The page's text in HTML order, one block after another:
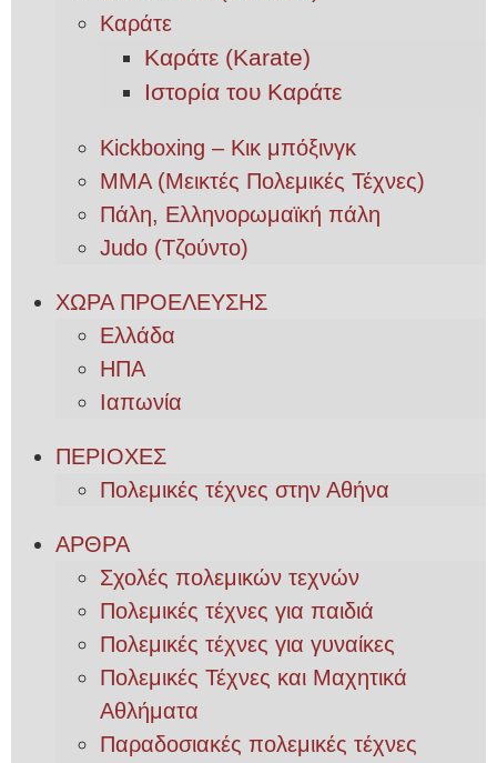
Καράτε
Καράτε (Karate)
Ιστορία του Καράτε
Kickboxing – Κικ μπόξινγκ
MMA (Μεικτές Πολεμικές Τέχνες)
Πάλη, Ελληνορωμαϊκή πάλη
Judo (Τζούντο)
ΧΩΡΑ ΠΡΟΕΛΕΥΣΗΣ
Ελλάδα
ΗΠΑ
Ιαπωνία
ΠΕΡΙΟΧΕΣ
Πολεμικές τέχνες στην Αθήνα
ΑΡΘΡΑ
Σχολές πολεμικών τεχνών
Πολεμικές τέχνες για παιδιά
Πολεμικές τέχνες για γυναίκες
Πολεμικές Τέχνες και Μαχητικά
Αθλήματα
Παραδοσιακές πολεμικές τέχνες